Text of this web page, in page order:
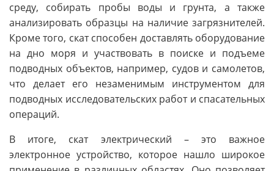
среду, собирать пробы воды и грунта, а также
анализировать образцы на наличие загрязнителей.
Кроме того, скат способен доставлять оборудование
на дно моря и участвовать в поиске и подъеме
подводных объектов, например, судов и самолетов,
что делает его незаменимым инструментом для
подводных исследовательских работ и спасательных
операций.
В итоге, скат электрический – это важное
электронное устройство, которое нашло широкое